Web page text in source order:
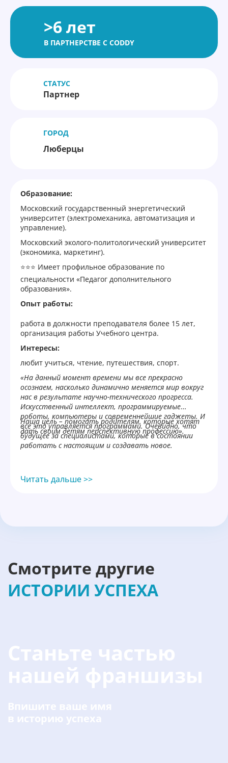
>6 лет
В ПАРТНЕРСТВЕ С CODDY
СТАТУС
Партнер
ГОРОД
Люберцы
Образование:
Московский государственный энергетический
университет (электромеханика, автоматизация и
управление).
Московский эколого-политологический университет
(экономика, маркетинг).
⭐⭐⭐ Имеет профильное образование по
специальности «Педагог дополнительного
образования».
Опыт работы:
работа в должности преподавателя более 15 лет,
организация работы Учебного центра.
Интересы:
любит учиться, чтение, путешествия, спорт.
«На данный момент времени мы все прекрасно
осознаем, насколько динамично меняется мир вокруг
нас в результате научно-технического прогресса.
Искусственный интеллект, программируемые
роботы, компьютеры и современнейшие гаджеты. И
все это управляется программами. Очевидно, что
будущее за специалистами, которые в состоянии
работать с настоящим и создавать новое.
Наша цель – помогать родителям, которые хотят
дать своим детям перспективную профессию».
Читать дальше >>
Смотрите другие
ИСТОРИИ УСПЕХА
Станьте частью
нашей франшизы
Впишите ваше имя
в историю успеха